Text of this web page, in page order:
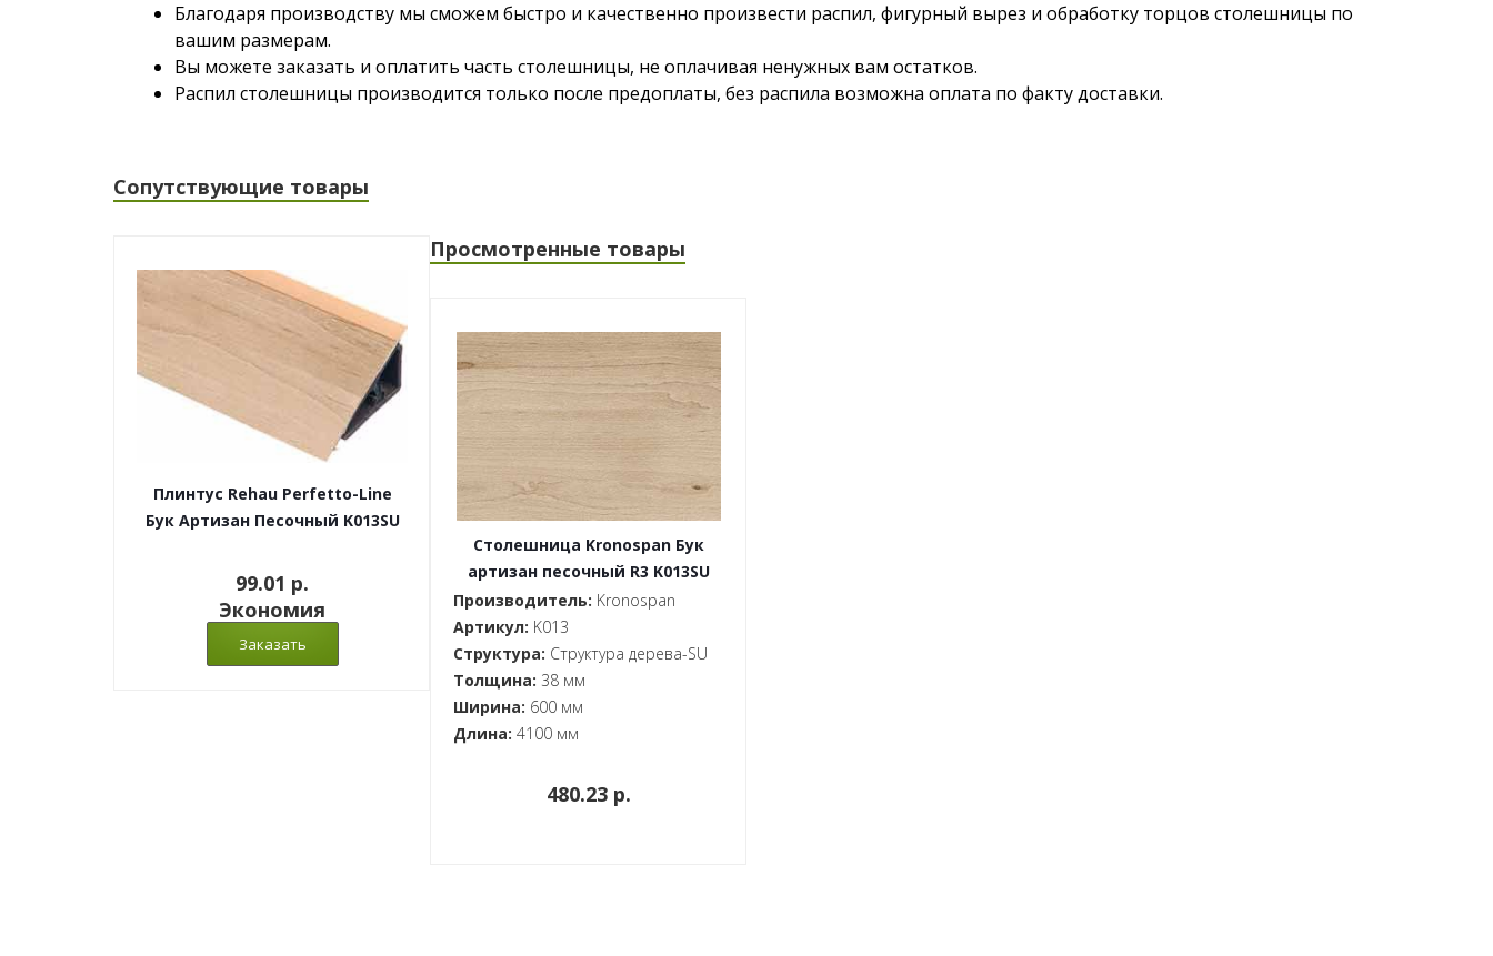
Благодаря производству мы сможем быстро и качественно произвести распил, фигурный вырез и обработку торцов столешницы по
вашим размерам.
Вы можете заказать и оплатить часть столешницы, не оплачивая ненужных вам остатков.
Распил столешницы производится только после предоплаты, без распила возможна оплата по факту доставки.
Сопутствующие товары
Плинтус Rehau Perfetto-Line
Бук Артизан Песочный K013SU
99.01 p.
Экономия
Просмотренные товары
Столешница Kronospan Бук
артизан песочный R3 K013SU
38x600x4100
Производитель: Kronospan
Артикул: K013
Структура: Структура дерева-SU
Толщина: 38 мм
Ширина: 600 мм
Длина: 4100 мм
480.23 p.